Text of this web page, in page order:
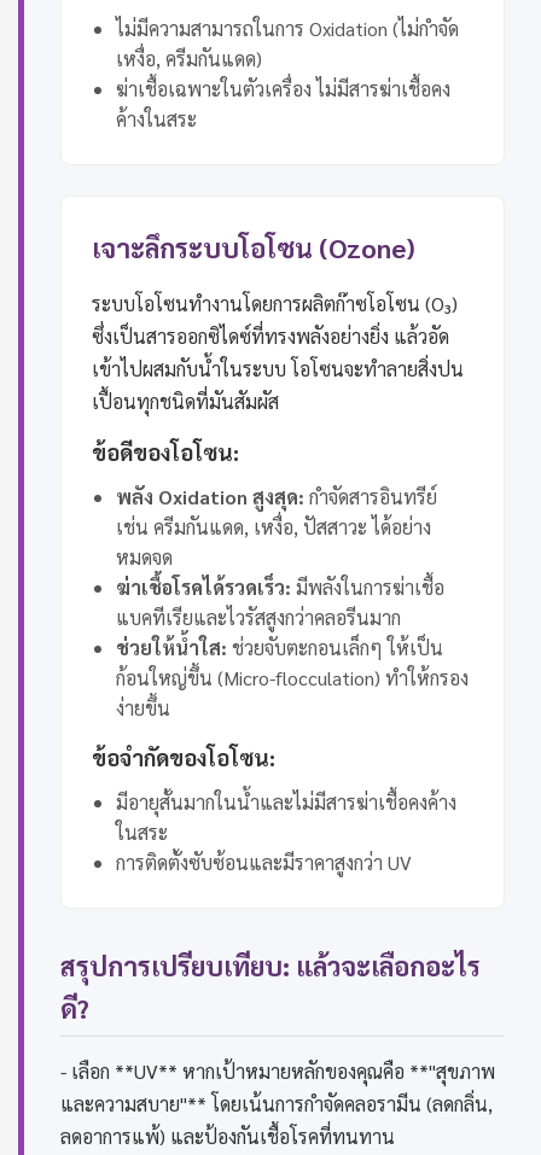
ไม่มีความสามารถในการ Oxidation (ไม่กำจัด
เหงื่อ, ครีมกันแดด)
ฆ่าเชื้อเฉพาะในตัวเครื่อง ไม่มีสารฆ่าเชื้อคง
ค้างในสระ
เจาะลึกระบบโอโซน (Ozone)
ระบบโอโซนทำงานโดยการผลิตก๊าซโอโซน (O₃)
ซึ่งเป็นสารออกซิไดซ์ที่ทรงพลังอย่างยิ่ง แล้วอัด
เข้าไปผสมกับน้ำในระบบ โอโซนจะทำลายสิ่งปน
เปื้อนทุกชนิดที่มันสัมผัส
ข้อดีของโอโซน:
พลัง Oxidation สูงสุด: กำจัดสารอินทรีย์
เช่น ครีมกันแดด, เหงื่อ, ปัสสาวะ ได้อย่าง
หมดจด
ฆ่าเชื้อโรคได้รวดเร็ว: มีพลังในการฆ่าเชื้อ
แบคทีเรียและไวรัสสูงกว่าคลอรีนมาก
ช่วยให้น้ำใส: ช่วยจับตะกอนเล็กๆ ให้เป็น
ก้อนใหญ่ขึ้น (Micro-flocculation) ทำให้กรอง
ง่ายขึ้น
ข้อจำกัดของโอโซน:
มีอายุสั้นมากในน้ำและไม่มีสารฆ่าเชื้อคงค้าง
ในสระ
การติดตั้งซับซ้อนและมีราคาสูงกว่า UV
สรุปการเปรียบเทียบ: แล้วจะเลือกอะไร
ดี?
- เลือก **UV** หากเป้าหมายหลักของคุณคือ **"สุขภาพ
และความสบาย"** โดยเน้นการกำจัดคลอรามีน (ลดกลิ่น,
ลดอาการแพ้) และป้องกันเชื้อโรคที่ทนทาน